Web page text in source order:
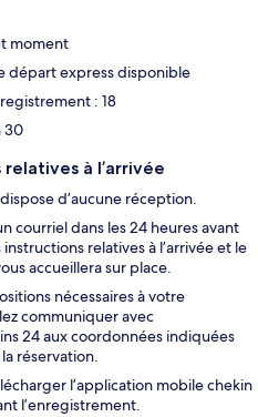
moment
départ express disponible
: 18
30
à l’arrivée
d’aucune réception.
courriel dans les 24 heures avant
relatives à l’arrivée et le
accueillera sur place.
nécessaires à votre
communiquer avec
24 aux coordonnées indiquées
réservation.
l’application mobile chekin
l’enregistrement.